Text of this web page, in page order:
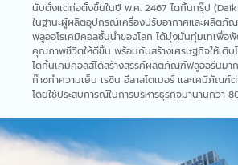
นับตั้งแต่ก่อตั้งขึ้นในปี พ.ศ. 2467 ไดกิ้นกรุ๊ป
ในฐานะผู้ผลิตอุปกรณ์เครื่องปรับอากาศและผลิตภั
ฟลูออโรเคมิคอลชั้นนำของโลก ได้มุ่งมั่นทุ่มเทเพื่อ
คุณภาพชีวิตให้ดีขึ้น พร้อมกับสร้างเศรษฐกิจให้เติบ
ไดกิ้นเคมิคอลส์ได้สร้างสรรค์ผลิตภัณฑ์ฟลูออรีนมา
ก๊าซทำความเย็น เรซิน อีลาสโตเมอร์ และเคมีภัณฑ์
โดยใช้ประสบการณ์ในการบริหารธุรกิจมานานกว่า